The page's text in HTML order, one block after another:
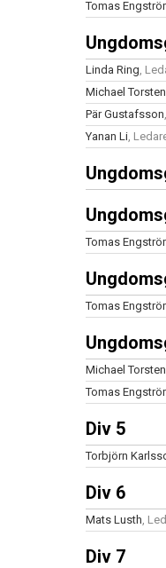
Tomas
Linda Ring,
Michael
Pär Gustafsson
Yanan Li,
Tomas
Tomas
Michael
Tomas
Div 5
Torbjörn
Div 6
Mats Lusth,
Div 7